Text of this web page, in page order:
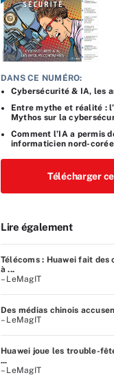
DANS CE NUMÉRO:
Cybersécurité & IA, les
Entre mythe et réalité :
Mythos sur la
Comment l’IA a permis
informaticien nord-
Télécharger
Lire également
Télécoms : Huawei fait des
à ...
– LeMagIT
Des médias chinois
– LeMagIT
Huawei joue les trouble-
...
– LeMagIT